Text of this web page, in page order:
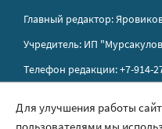
Главный редактор:
Учредитель: ИП
Телефон редакции: +7-914-
Для улучшения работы